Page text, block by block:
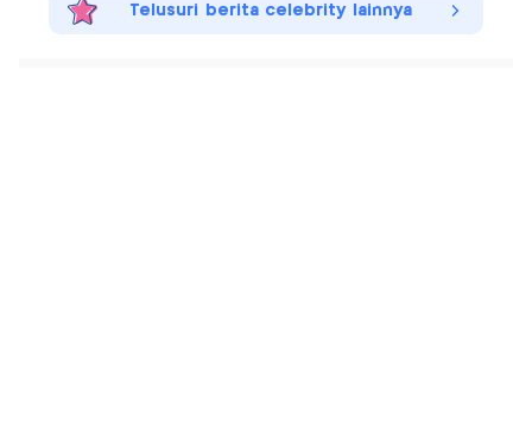
Telusuri berita celebrity lainnya